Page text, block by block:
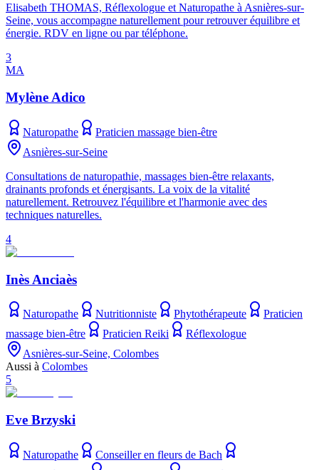
Elisabeth THOMAS, Réflexologue et Naturopathe à Asnières-sur-
Seine, vous accompagne naturellement pour retrouver équilibre et
énergie. RDV en ligne ou par téléphone.
3
MA
Mylène Adico
Naturopathe
Praticien massage bien-être
Asnières-sur-Seine
Consultations de naturopathie, massages bien-être relaxants,
drainants profonds et énergisants. La voix de la vitalité
naturellement. Retrouvez l'équilibre et l'harmonie avec des
techniques naturelles.
4
Inès Anciaès
Naturopathe Nutritionniste Phytothérapeute
Praticien
massage bien-être
Praticien Reiki
Réflexologue
Asnières-sur-Seine, Colombes
Aussi à Colombes
5
Eve Brzyski
Naturopathe
Conseiller en fleurs de Bach